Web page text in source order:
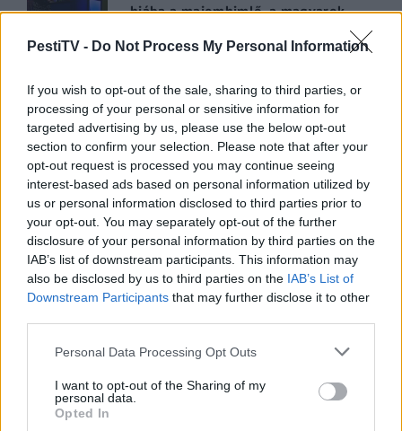
PestiTV - Do Not Process My Personal Information
If you wish to opt-out of the sale, sharing to third parties, or
processing of your personal or sensitive information for
targeted advertising by us, please use the below opt-out
section to confirm your selection. Please note that after your
opt-out request is processed you may continue seeing
interest-based ads based on personal information utilized by
us or personal information disclosed to third parties prior to
your opt-out. You may separately opt-out of the further
disclosure of your personal information by third parties on the
IAB’s list of downstream participants. This information may
also be disclosed by us to third parties on the IAB’s List of
Downstream Participants that may further disclose it to other
Please note that this website/app uses one or more Google
not limited to your visit or usage behaviour. You may click to
grant or deny consent to Google and its third-party tags to
use your data for below specified purposes in below Google
Personal Data Processing Opt Outs
I want to opt-out of the Sharing of my
personal data.
Opted In
hiába a majomhimlő, a magyarok
GERILLA BÁR PESTITV
Kiderült Geszler Dorottya
szépségének titka
2022.05.31.
GERILLA BÁR PESTITV
Erdélyi turnéra indul a Sárik Péter
Trió
2022.05.31.